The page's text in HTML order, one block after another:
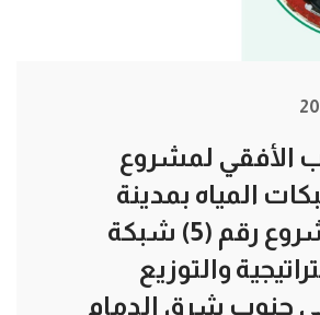
الأفقي لمشروع
المياه بمدينة
الدمام – مشروع رقم (5) شبكة
والتوزيع
جنوب شرق الدمام